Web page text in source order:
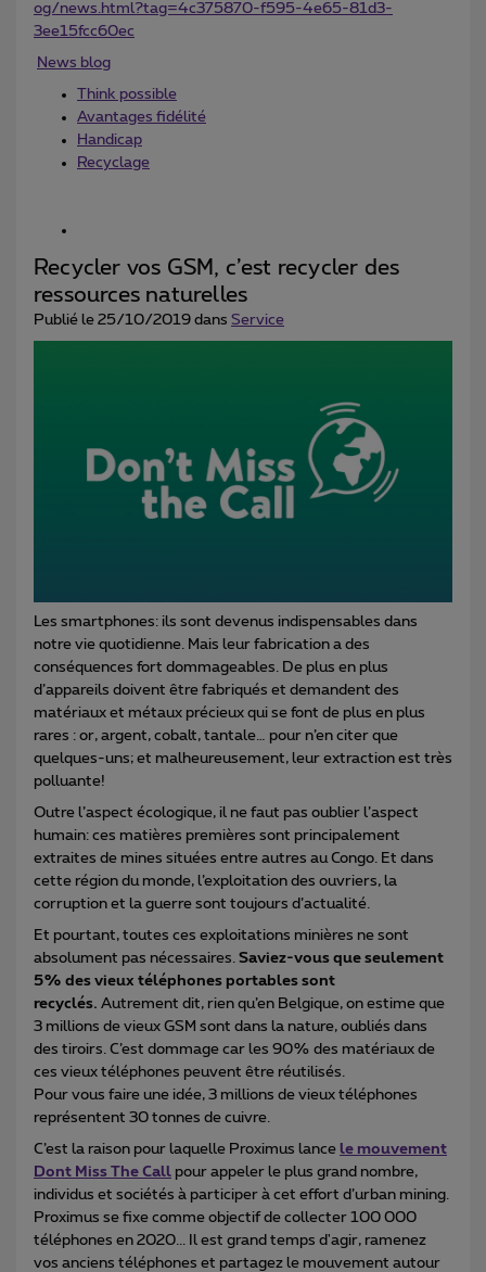
og/news.html?tag=4c375870-f595-4e65-81d3-
3ee15fcc60ec
News blog
Think possible
Avantages fidélité
Handicap
Recyclage
Recycler vos GSM, c’est recycler des
ressources naturelles
Publié le 25/10/2019 dans Service
Les smartphones: ils sont devenus indispensables dans
notre vie quotidienne. Mais leur fabrication a des
conséquences fort dommageables. De plus en plus
d’appareils doivent être fabriqués et demandent des
matériaux et métaux précieux qui se font de plus en plus
rares : or, argent, cobalt, tantale… pour n’en citer que
quelques-uns; et malheureusement, leur extraction est très
polluante!
Outre l’aspect écologique, il ne faut pas oublier l’aspect
humain: ces matières premières sont principalement
extraites de mines situées entre autres au Congo. Et dans
cette région du monde, l’exploitation des ouvriers, la
corruption et la guerre sont toujours d’actualité.
Et pourtant, toutes ces exploitations minières ne sont
absolument pas nécessaires. Saviez-vous que seulement
5% des vieux téléphones portables sont
recyclés. Autrement dit, rien qu’en Belgique, on estime que
3 millions de vieux GSM sont dans la nature, oubliés dans
des tiroirs. C’est dommage car les 90% des matériaux de
ces vieux téléphones peuvent être réutilisés.
Pour vous faire une idée, 3 millions de vieux téléphones
représentent 30 tonnes de cuivre.
C’est la raison pour laquelle Proximus lance le mouvement
Dont Miss The Call pour appeler le plus grand nombre,
individus et sociétés à participer à cet effort d’urban mining.
Proximus se fixe comme objectif de collecter 100 000
téléphones en 2020... Il est grand temps d'agir, ramenez
vos anciens téléphones et partagez le mouvement autour